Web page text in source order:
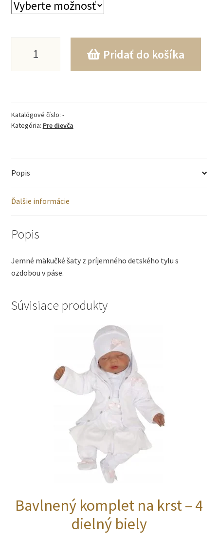
krátky
6390
Pridať do košíka
Katalógové číslo: -
Kategória: Pre dievča
Popis
Ďalšie informácie
Popis
Jemné mäkučké šaty z príjemného detského tylu s
ozdobou v páse.
Súvisiace produkty
Bavlnený komplet na krst – 4
dielný biely